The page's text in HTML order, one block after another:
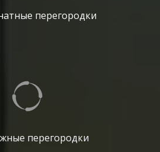
перегородки
перегородки